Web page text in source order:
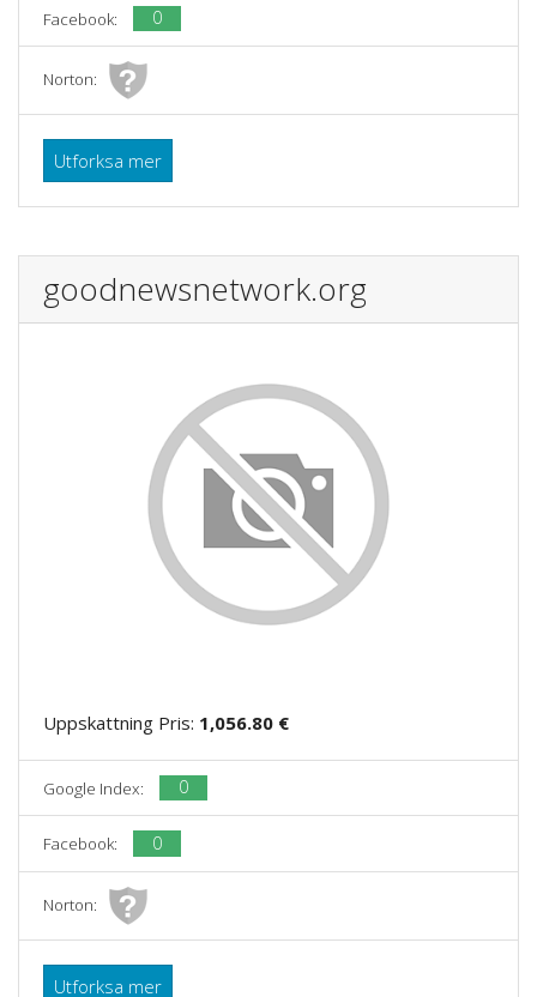
Facebook: 0
Norton:
Utforksa mer
goodnewsnetwork.org
Uppskattning Pris: 1,056.80 €
Google Index: 0
Facebook: 0
Norton:
Utforksa mer